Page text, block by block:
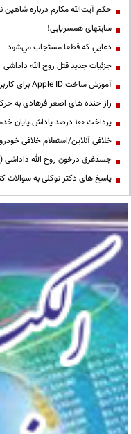
حكم آيت‌الله مكارم درباره شاهين
سایتهای همسریابی!
دعايي كه قطعا مستجاب مي‌شود
جزئیات جدید قتل روح الله داداشی
آموزش ساخت Apple ID برای کاربران ایرانی
راز خنده های اصغر فرهادی به
پرداخت ۱۰۰ درصد پاداش پایان خدمت فرهنگیان
خلافی آنلاین/استعلام خلافی
جسدغرق درخون روح الله
پاسخ های دکتر توکلی به سوالات